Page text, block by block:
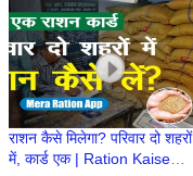
Story
राशन कैसे मिलेगा? परिवार दो शहरों
में, कार्ड एक | Ration Kaise